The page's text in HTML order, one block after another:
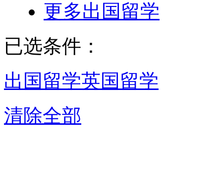
更多出国留学
已选条件：
出国留学英国留学
清除全部